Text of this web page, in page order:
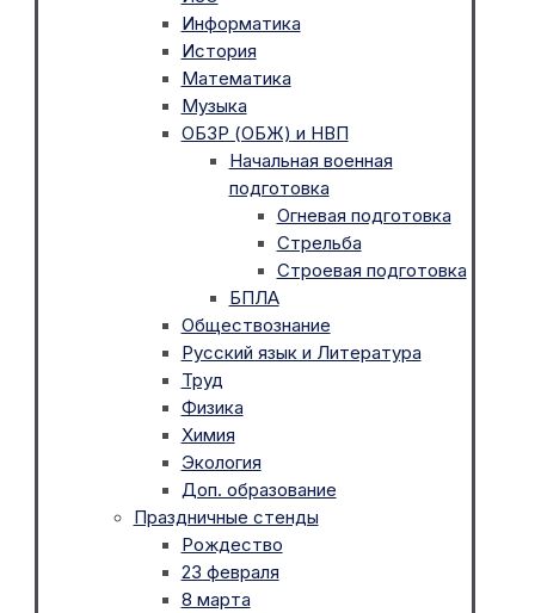
Информатика
История
Математика
Музыка
ОБЗР (ОБЖ) и НВП
Начальная военная
подготовка
Огневая подготовка
Стрельба
Строевая подготовка
БПЛА
Обществознание
Русский язык и Литература
Труд
Физика
Химия
Экология
Доп. образование
Праздничные стенды
Рождество
23 февраля
8 марта